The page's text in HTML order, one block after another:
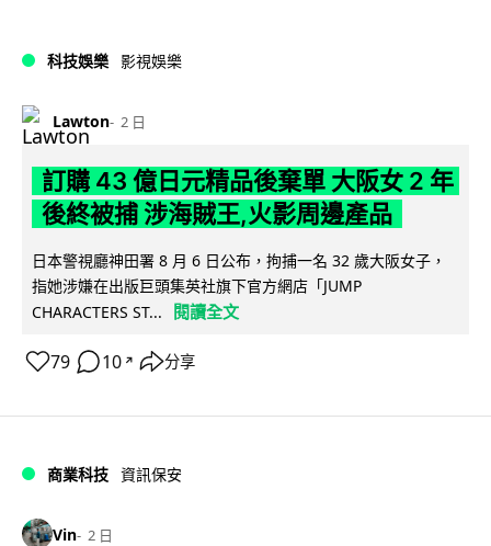
科技娛樂 影視娛樂
Lawton 2 日
訂購 43 億日元精品後棄單 大阪女 2 年
後終被捕 涉海賊王,火影周邊產品
日本警視廳神田署 8 月 6 日公布，拘捕一名 32 歲大阪女子，
指她涉嫌在出版巨頭集英社旗下官方網店「JUMP
CHARACTERS ST...
閱讀全文
79 10 ↗ 分享
商業科技 資訊保安
Vin 2 日